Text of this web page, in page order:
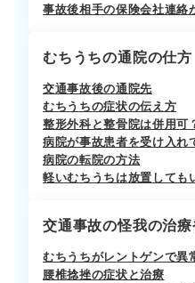
事故後相手の保険会社連絡
むちうちの通院の仕方
交通事故後の通院先
むちうちの症状の伝え方
整形外科と整骨院は併用可
病院が事故患者を受け入れ
病院の転院の方法
軽いむちうちは放置しても
交通事故の怪我の治
むちうちがレントゲンで異
腰椎捻挫の症状と治療